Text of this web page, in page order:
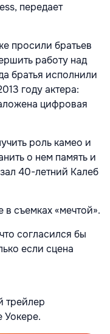
передает
просили братьев
работу над
братья исполнили
году актера:
цифровая
роль камео и
о нем память и
40-летний Калеб
в съемках «мечтой».
согласился бы
если сцена
трейлер
Уокере.